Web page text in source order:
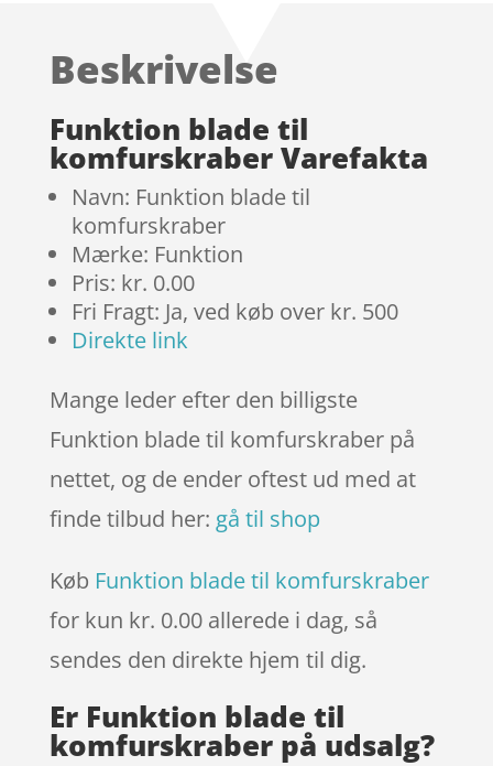
på
mmelser
Beskrivelse
Funktion blade til
komfurskraber Varefakta
Navn: Funktion blade til
komfurskraber
Mærke: Funktion
Pris: kr. 0.00
Fri Fragt: Ja, ved køb over kr. 500
Direkte link
Mange leder efter den billigste
Funktion blade til komfurskraber på
nettet, og de ender oftest ud med at
finde tilbud her: gå til shop
Køb Funktion blade til komfurskraber
for kun kr. 0.00 allerede i dag, så
sendes den direkte hjem til dig.
Er Funktion blade til
komfurskraber på udsalg?